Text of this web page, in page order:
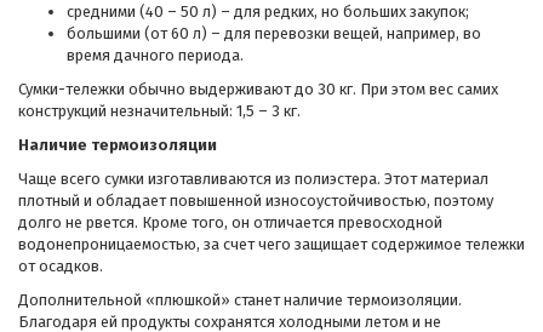
средними (40 – 50 л) – для редких, но больших закупок;
большими (от 60 л) – для перевозки вещей, например, во
время дачного периода.
Сумки-тележки обычно выдерживают до 30 кг. При этом вес самих
конструкций незначительный: 1,5 – 3 кг.
Наличие термоизоляции
Чаще всего сумки изготавливаются из полиэстера. Этот материал
плотный и обладает повышенной износоустойчивостью, поэтому
долго не рвется. Кроме того, он отличается превосходной
водонепроницаемостью, за счет чего защищает содержимое тележки
от осадков.
Дополнительной «плюшкой» станет наличие термоизоляции.
Благодаря ей продукты сохранятся холодными летом и не